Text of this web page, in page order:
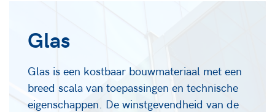
Glas
Glas is een kostbaar bouwmateriaal met een
breed scala van toepassingen en technische
eigenschappen. De winstgevendheid van de